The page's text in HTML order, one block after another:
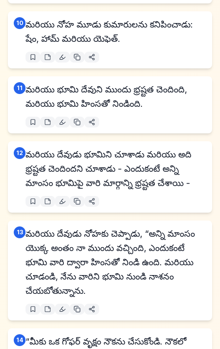
10 మరియు నోహ మూడు కుమారులను కనిపించాడు:
షేం, హామ్ మరియు యెఫెత్.
11 మరియు భూమి దేవుని ముందు భ్రష్టత చెందింది,
మరియు భూమి హింసతో నిండింది.
12 మరియు దేవుడు భూమిని చూశాడు మరియు అది
భ్రష్టత చెందిందని చూశాడు - ఎందుకంటే అన్ని
మాంసం భూమిపై వారి మార్గాన్ని భ్రష్టత చేశాయి -
13 మరియు దేవుడు నోహకు చెప్పాడు, “అన్ని మాంసం
యొక్క అంతం నా ముందు వచ్చింది, ఎందుకంటే
భూమి వారి ద్వారా హింసతో నిండి ఉంది. మరియు
చూడండి, నేను వారిని భూమి నుండి నాశనం
చేయబోతున్నాను.
14 “మీకు ఒక గోఫర్ వృక్షం నౌకను చేసుకోండి. నౌకలో